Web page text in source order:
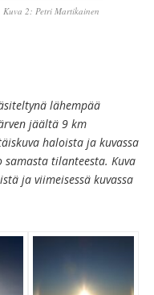
Kuva 2: Petri Martikainen
lähempää
jäältä 9 km
haloista ja kuvassa
samasta tilanteesta. Kuva
ja viimeisessä kuvassa